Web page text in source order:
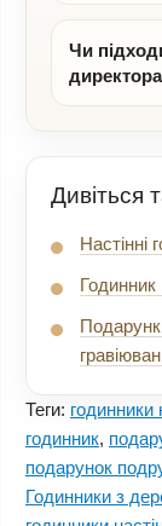
Чи
Дивіться
Настінні
Теги: годинники
годинник,
подарунок
Годинники з